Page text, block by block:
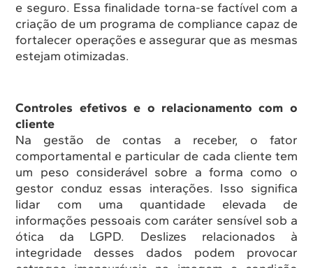
e seguro. Essa finalidade torna-se factível com a
criação de um programa de compliance capaz de
fortalecer operações e assegurar que as mesmas
estejam otimizadas.
Controles efetivos e o relacionamento com o
cliente
Na gestão de contas a receber, o fator
comportamental e particular de cada cliente tem
um peso considerável sobre a forma como o
gestor conduz essas interações. Isso significa
lidar com uma quantidade elevada de
informações pessoais com caráter sensível sob a
ótica da LGPD. Deslizes relacionados à
integridade desses dados podem provocar